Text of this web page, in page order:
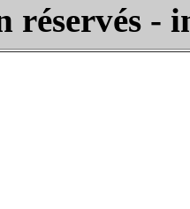
réservés -